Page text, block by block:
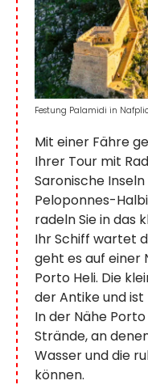
Mit einer Fähre
Ihrer Tour mit
Saronische
Peloponnes-
radeln Sie in das
Ihr Schiff wartet
geht es auf
Porto Heli. Die
der Antike und
In der Nähe
Strände, an
Wasser und die
können.
Festung Palamidi in